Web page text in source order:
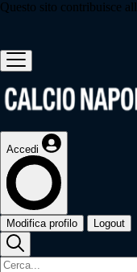
Questo sito contribuisce
Accedi
Modifica profilo Logout